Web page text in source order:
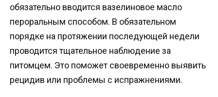
обязательно вводится вазелиновое масло
пероральным способом. В обязательном
порядке на протяжении последующей недели
проводится тщательное наблюдение за
питомцем. Это поможет своевременно выявить
рецидив или проблемы с испражнениями.